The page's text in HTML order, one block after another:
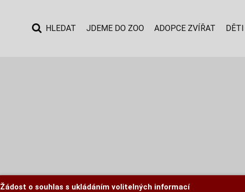
Žádost o souhlas s ukládáním volitelných informací
HLEDAT JDEME DO ZOO ADOPCE ZVÍŘAT DĚTI